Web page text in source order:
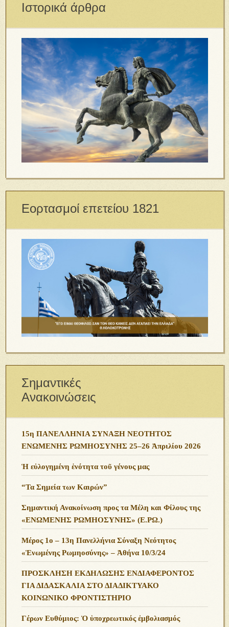
Ιστορικά άρθρα
Εορτασμοί επετείου 1821
Σημαντικές
Ανακοινώσεις
15η ΠΑΝΕΛΛΗΝΙΑ ΣΥΝΑΞΗ ΝΕΟΤΗΤΟΣ
ΕΝΩΜΕΝΗΣ ΡΩΜΗΟΣΥΝΗΣ 25–26 Ἀπριλίου 2026
Ἡ εὐλογημένη ἑνότητα τοῦ γένους μας
“Τα Σημεία των Καιρών”
Σημαντική Ανακοίνωση προς τα Μέλη και Φίλους της
«ΕΝΩΜΕΝΗΣ ΡΩΜΗΟΣΥΝΗΣ» (Ε.ΡΩ.)
Μέρος 1ο – 13η Πανελλήνια Σύναξη Νεότητος
«Ἑνωμένης Ρωμηοσύνης» – Ἀθήνα 10/3/24
ΠΡΟΣΚΛΗΣΗ ΕΚΔΗΛΩΣΗΣ ΕΝΔΙΑΦΕΡΟΝΤΟΣ
ΓΙΑ ΔΙΔΑΣΚΑΛΙΑ ΣΤΟ ΔΙΑΔΙΚΤΥΑΚΟ
ΚΟΙΝΩΝΙΚΟ ΦΡΟΝΤΙΣΤΗΡΙΟ
Γέρων Ευθύμιος: Ὁ ὑποχρεωτικός ἐμβολιασμός